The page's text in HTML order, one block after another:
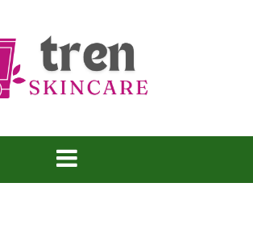
Skincare